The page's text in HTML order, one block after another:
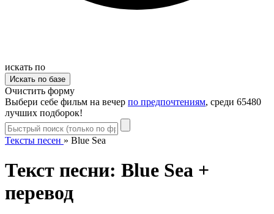
искать по
Очистить форму
Выбери себе фильм на вечер по предпочтениям, среди 65480
лучших подборок!
Тексты песен » Blue Sea
Текст песни: Blue Sea +
перевод